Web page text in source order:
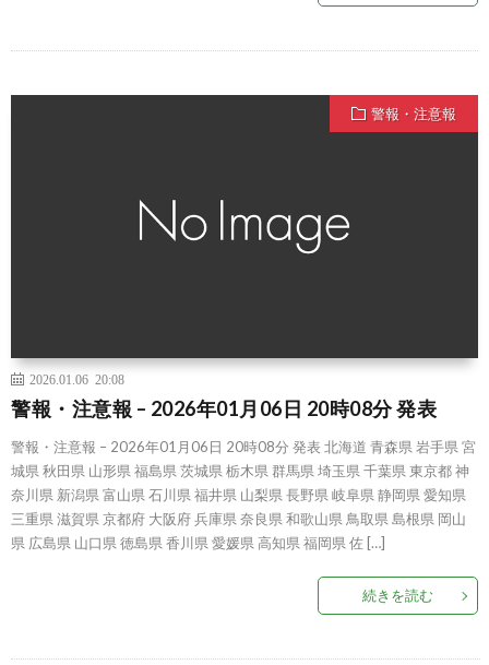
警報・注意報
2026.01.06 20:08
警報・注意報 – 2026年01月06日 20時08分 発表
警報・注意報 – 2026年01月06日 20時08分 発表 北海道 青森県 岩手県 宮
城県 秋田県 山形県 福島県 茨城県 栃木県 群馬県 埼玉県 千葉県 東京都 神
奈川県 新潟県 富山県 石川県 福井県 山梨県 長野県 岐阜県 静岡県 愛知県
三重県 滋賀県 京都府 大阪府 兵庫県 奈良県 和歌山県 鳥取県 島根県 岡山
県 広島県 山口県 徳島県 香川県 愛媛県 高知県 福岡県 佐 […]
続きを読む